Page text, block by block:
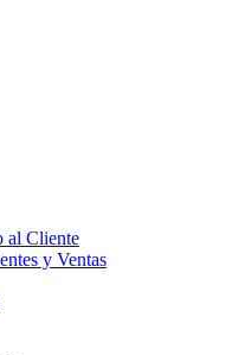
al Cliente
y Ventas